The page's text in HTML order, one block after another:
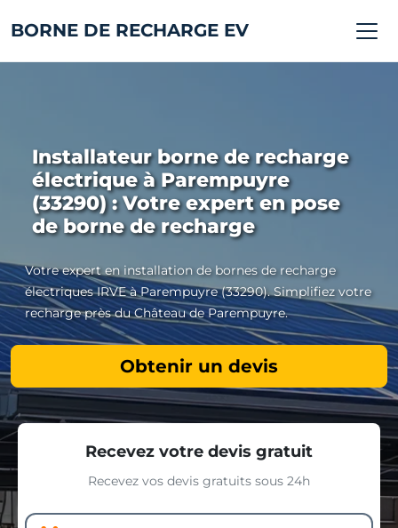
BORNE DE RECHARGE EV
Installateur borne de recharge
électrique à Parempuyre
(33290) : Votre expert en pose
de borne de recharge
Votre expert en installation de bornes de recharge
électriques IRVE à Parempuyre (33290). Simplifiez votre
recharge près du Château de Parempuyre.
Obtenir un devis
Recevez votre devis gratuit
Recevez vos devis gratuits sous 24h